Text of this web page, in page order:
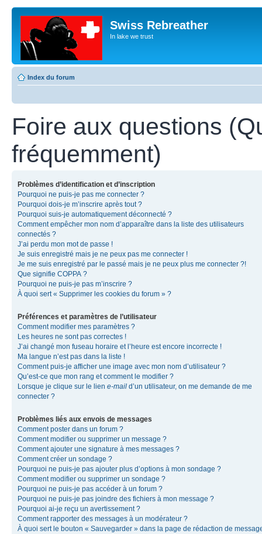
Swiss Rebreather
In lake we trust
Index du forum
Foire aux questions
fréquemment)
Problèmes d’identification et d’inscription
Pourquoi ne puis-je pas me connecter ?
Pourquoi dois-je m’inscrire après tout ?
Pourquoi suis-je automatiquement déconnecté ?
Comment empêcher mon nom d’apparaître dans la liste des utilisateurs
connectés ?
J’ai perdu mon mot de passe !
Je suis enregistré mais je ne peux pas me connecter !
Je me suis enregistré par le passé mais je ne peux plus me connecter ?!
Que signifie COPPA ?
Pourquoi ne puis-je pas m’inscrire ?
À quoi sert « Supprimer les cookies du forum » ?
Préférences et paramètres de l’utilisateur
Comment modifier mes paramètres ?
Les heures ne sont pas correctes !
J’ai changé mon fuseau horaire et l’heure est encore incorrecte !
Ma langue n’est pas dans la liste !
Comment puis-je afficher une image avec mon nom d’utilisateur ?
Qu’est-ce que mon rang et comment le modifier ?
Lorsque je clique sur le lien e-mail d’un utilisateur, on me demande de me
connecter ?
Problèmes liés aux envois de messages
Comment poster dans un forum ?
Comment modifier ou supprimer un message ?
Comment ajouter une signature à mes messages ?
Comment créer un sondage ?
Pourquoi ne puis-je pas ajouter plus d’options à mon sondage ?
Comment modifier ou supprimer un sondage ?
Pourquoi ne puis-je pas accéder à un forum ?
Pourquoi ne puis-je pas joindre des fichiers à mon message ?
Pourquoi ai-je reçu un avertissement ?
Comment rapporter des messages à un modérateur ?
À quoi sert le bouton « Sauvegarder » dans la page de rédaction de